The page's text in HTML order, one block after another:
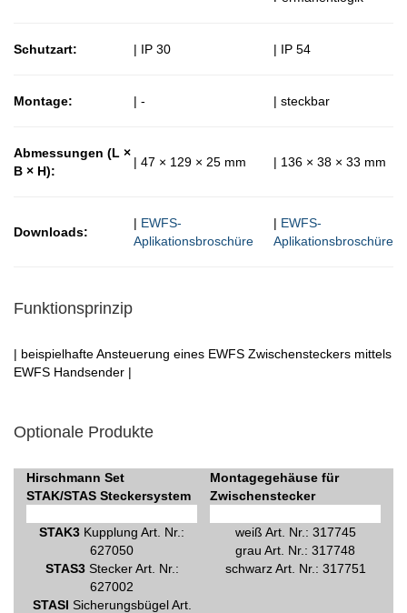
Schutzart: | IP 30 | IP 54
Montage: | - | steckbar
Abmessungen (L ×
B × H):
| 47 × 129 × 25 mm | 136 × 38 × 33 mm
Downloads:
| EWFS-
Aplikationsbroschüre
| EWFS-
Aplikationsbroschüre
Funktionsprinzip
| beispielhafte Ansteuerung eines EWFS Zwischensteckers mittels
EWFS Handsender |
Optionale Produkte
Hirschmann Set
STAK/STAS Steckersystem
Montagegehäuse für
Zwischenstecker
STAK3 Kupplung Art. Nr.:
627050
STAS3Stecker Art. Nr.:
627002
STASI Sicherungsbügel Art.
weiß Art. Nr.: 317745
grau Art. Nr.: 317748
schwarz Art. Nr.: 317751